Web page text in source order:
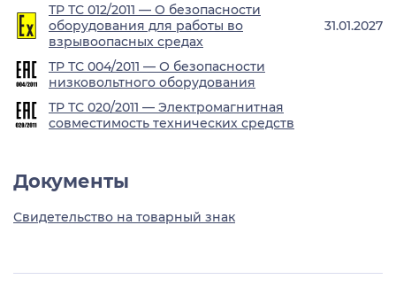
ТР ТС 012/2011 — О безопасности
оборудования для работы во
взрывоопасных средах
31.01.2027
ТР ТС 004/2011 — О безопасности
низковольтного оборудования
ТР ТС 020/2011 — Электромагнитная
совместимость технических средств
Документы
Свидетельство на товарный знак